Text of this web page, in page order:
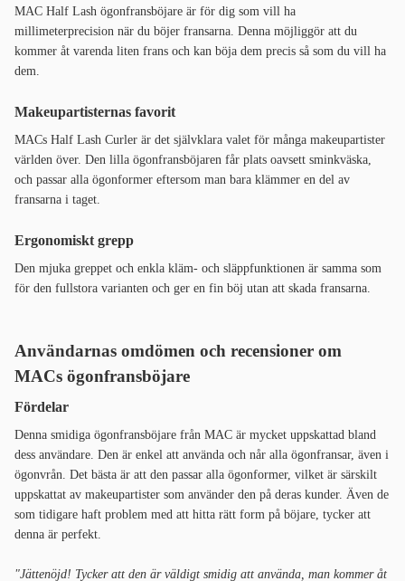
MAC Half Lash ögonfransböjare är för dig som vill ha
millimeterprecision när du böjer fransarna. Denna möjliggör att du
kommer åt varenda liten frans och kan böja dem precis så som du vill ha
dem.
Makeupartisternas favorit
MACs Half Lash Curler är det självklara valet för många makeupartister
världen över. Den lilla ögonfransböjaren får plats oavsett sminkväska,
och passar alla ögonformer eftersom man bara klämmer en del av
fransarna i taget.
Ergonomiskt grepp
Den mjuka greppet och enkla kläm- och släppfunktionen är samma som
för den fullstora varianten och ger en fin böj utan att skada fransarna.
Användarnas omdömen och recensioner om
MACs ögonfransböjare
Fördelar
Denna smidiga ögonfransböjare från MAC är mycket uppskattad bland
dess användare. Den är enkel att använda och når alla ögonfransar, även i
ögonvrån. Det bästa är att den passar alla ögonformer, vilket är särskilt
uppskattat av makeupartister som använder den på deras kunder. Även de
som tidigare haft problem med att hitta rätt form på böjare, tycker att
denna är perfekt.
"Jättenöjd! Tycker att den är väldigt smidig att använda, man kommer åt